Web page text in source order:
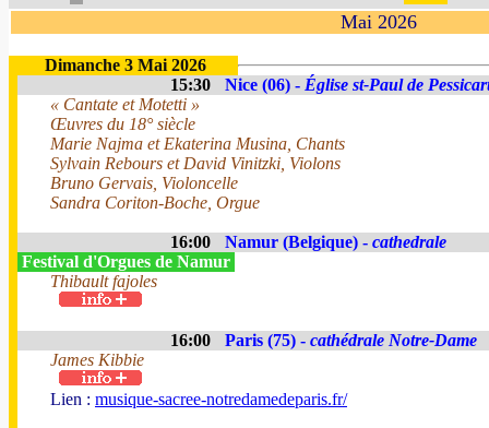
Mai 2026
Dimanche 3 Mai 2026
15:30
Nice (06) - Église st-Paul de
« Cantate et Motetti »
Œuvres du 18° siècle
Marie Najma et Ekaterina Musina, Chants
Sylvain Rebours et David Vinitzki, Violons
Bruno Gervais, Violoncelle
Sandra Coriton-Boche, Orgue
16:00 Namur (Belgique) - cathedrale
Festival d'Orgues de Namur
Thibault fajoles
16:00 Paris (75) - cathédrale Notre-Dame
James Kibbie
Lien : musique-sacree-notredamedeparis.fr/